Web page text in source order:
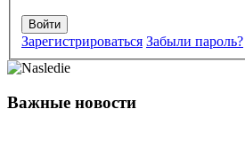
Войти
Зарегистрироваться Забыли пароль?
Важные новости